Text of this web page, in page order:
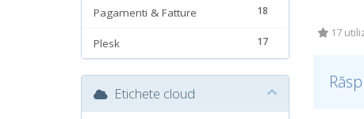
18
Pagamenti & Fatture
17
Plesk
17
Etichete cloud